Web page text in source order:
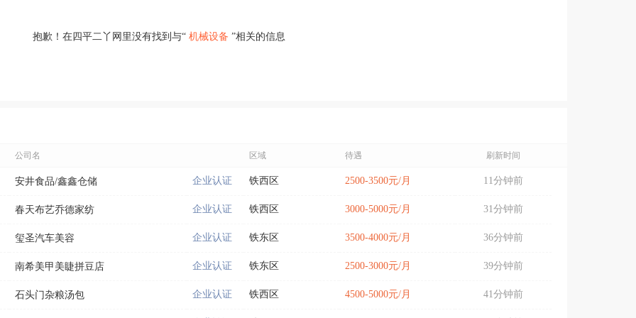
抱歉！在四平二丫网里没有找到与“ 机械设备 ”相关的信息
公司名 区域 待遇 刷新时间
安井食品/鑫鑫仓储 企业认证 铁西区 2500-3500元/月 11分钟前
春天布艺乔德家纺 企业认证 铁西区 3000-5000元/月 31分钟前
玺圣汽车美容 企业认证 铁东区 3500-4000元/月 36分钟前
南希美甲美睫拼豆店 企业认证 铁东区 2500-3000元/月 39分钟前
石头门杂粮汤包 企业认证 铁西区 4500-5000元/月 41分钟前